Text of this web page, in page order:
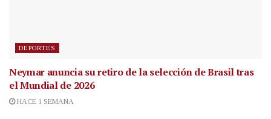
DEPORTES
Neymar anuncia su retiro de la selección de Brasil tras
el Mundial de 2026
HACE 1 SEMANA